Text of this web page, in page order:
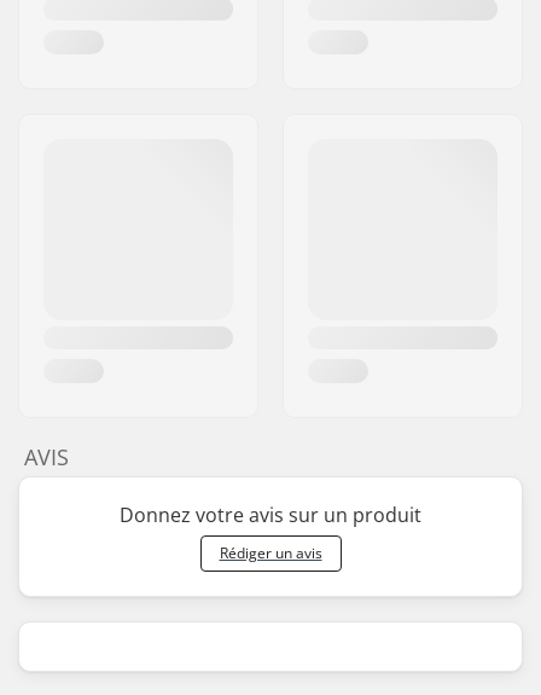
AVIS
Donnez votre avis sur un produit
Rédiger un avis